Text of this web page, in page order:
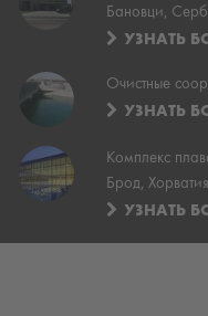
Бановци,
УЗНАТЬ
Очистные
УЗНАТЬ
Комплекс
Брод, Хорватия
УЗНАТЬ